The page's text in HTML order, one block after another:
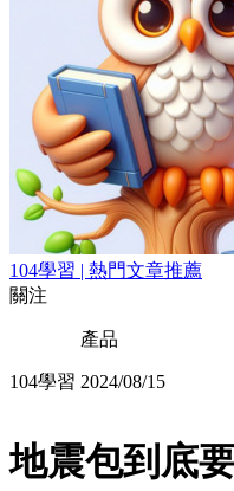
104學習 | 熱門文章推薦
關注
104學習
產品
2024/08/15
地震包到底